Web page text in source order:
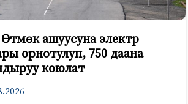
ашуусуна электр
орнотулуп, 750 даана
коюлат